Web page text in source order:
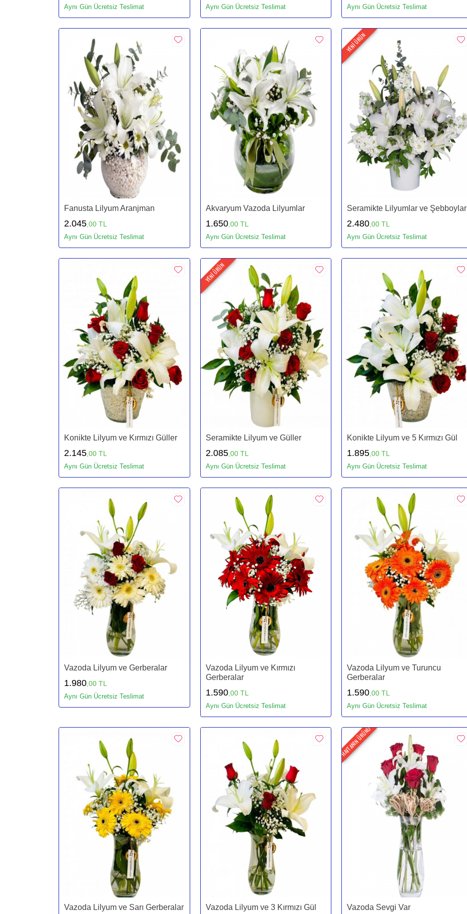
Aynı Gün Ücretsiz Teslimat Aynı Gün Ücretsiz Teslimat Aynı Gün Ücretsiz Teslimat
Fanusta Lilyum Aranjman
2.045 ,00 TL
Aynı Gün Ücretsiz Teslimat
Akvaryum Vazoda Lilyumlar
1.650,00 TL
Aynı Gün Ücretsiz Teslimat
YENİ ÜRÜN
Seramikte Lilyumlar ve Şebboylar
2.480 ,00 TL
Aynı Gün Ücretsiz Teslimat
Konikte Lilyum ve Kırmızı Güller
2.145,00 TL
Aynı Gün Ücretsiz Teslimat
YENİ ÜRÜN
Seramikte Lilyum ve Güller
2.085,00 TL
Aynı Gün Ücretsiz Teslimat
Konikte Lilyum ve 5 Kırmızı Gül
1.895,00 TL
Aynı Gün Ücretsiz Teslimat
Vazoda Lilyum ve Gerberalar
1.980 ,00 TL
Aynı Gün Ücretsiz Teslimat
Vazoda Lilyum ve Kırmızı
Gerberalar
1.590,00 TL
Aynı Gün Ücretsiz Teslimat
Vazoda Lilyum ve Turuncu
Gerberalar
1.590 ,00 TL
Aynı Gün Ücretsiz Teslimat
Vazoda Lilyum ve Sarı Gerberalar Vazoda Lilyum ve 3 Kırmızı Gül
HAFTANIN ÜRÜNÜ
Vazoda Sevgi Var